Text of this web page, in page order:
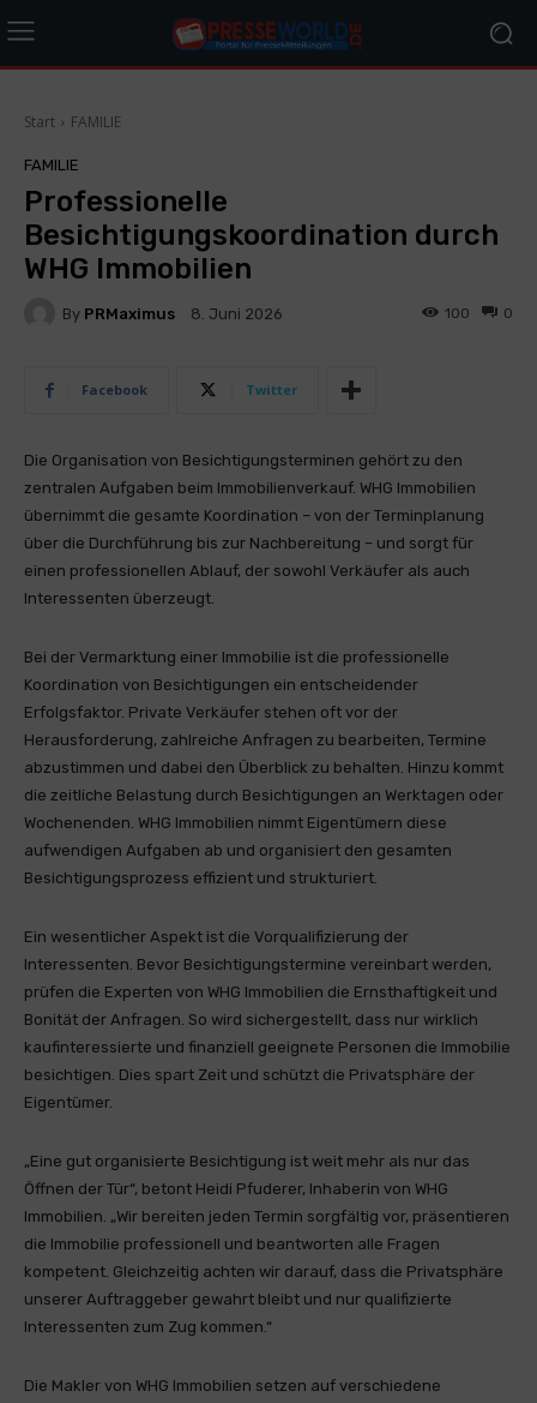
Start FAMILIE
FAMILIE
Professionelle
Besichtigungskoordination durch
WHG Immobilien
By PRMaximus 8. Juni 2026 0
100
Facebook Twitter
Die Organisation von Besichtigungsterminen gehört zu den
zentralen Aufgaben beim Immobilienverkauf. WHG Immobilien
übernimmt die gesamte Koordination – von der Terminplanung
über die Durchführung bis zur Nachbereitung – und sorgt für
einen professionellen Ablauf, der sowohl Verkäufer als auch
Interessenten überzeugt.
Bei der Vermarktung einer Immobilie ist die professionelle
Koordination von Besichtigungen ein entscheidender
Erfolgsfaktor. Private Verkäufer stehen oft vor der
Herausforderung, zahlreiche Anfragen zu bearbeiten, Termine
abzustimmen und dabei den Überblick zu behalten. Hinzu kommt
die zeitliche Belastung durch Besichtigungen an Werktagen oder
Wochenenden. WHG Immobilien nimmt Eigentümern diese
aufwendigen Aufgaben ab und organisiert den gesamten
Besichtigungsprozess effizient und strukturiert.
Ein wesentlicher Aspekt ist die Vorqualifizierung der
Interessenten. Bevor Besichtigungstermine vereinbart werden,
prüfen die Experten von WHG Immobilien die Ernsthaftigkeit und
Bonität der Anfragen. So wird sichergestellt, dass nur wirklich
kaufinteressierte und finanziell geeignete Personen die Immobilie
besichtigen. Dies spart Zeit und schützt die Privatsphäre der
Eigentümer.
„Eine gut organisierte Besichtigung ist weit mehr als nur das
Öffnen der Tür“, betont Heidi Pfuderer, Inhaberin von WHG
Immobilien. „Wir bereiten jeden Termin sorgfältig vor, präsentieren
die Immobilie professionell und beantworten alle Fragen
kompetent. Gleichzeitig achten wir darauf, dass die Privatsphäre
unserer Auftraggeber gewahrt bleibt und nur qualifizierte
Interessenten zum Zug kommen.“
Die Makler von WHG Immobilien setzen auf verschiedene